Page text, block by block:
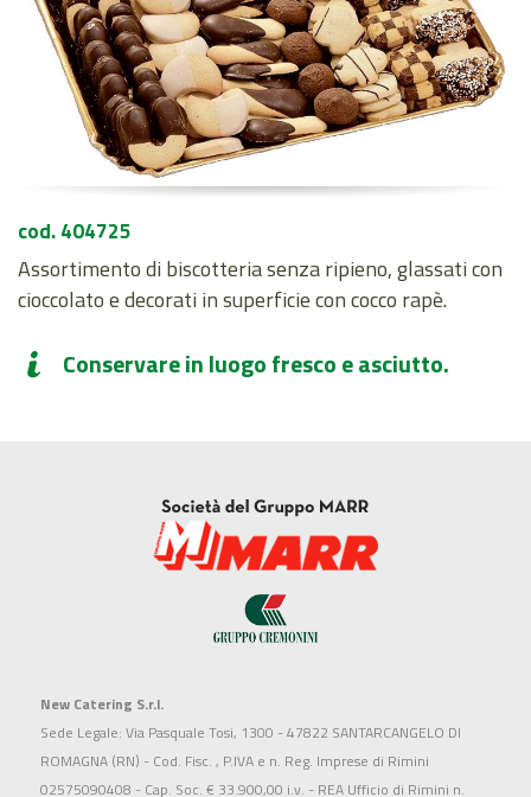
cod. 404725
Assortimento di biscotteria senza ripieno, glassati con
cioccolato e decorati in superficie con cocco rapè.
Conservare in luogo fresco e asciutto.
New Catering S.r.l.
Sede Legale: Via Pasquale Tosi, 1300 - 47822 SANTARCANGELO DI
ROMAGNA (RN) - Cod. Fisc. , P.IVA e n. Reg. Imprese di Rimini
02575090408 - Cap. Soc. € 33.900,00 i.v. - REA Ufficio di Rimini n.